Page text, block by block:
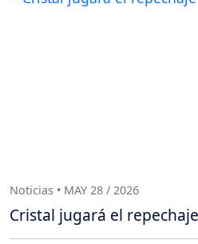
Noticias • MAY 28 / 2026
Cristal jugará el